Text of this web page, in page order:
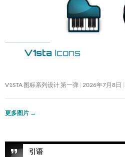
V1STA 图标系列设计 第一弹 2026年7月8日
更多图片 →
引语